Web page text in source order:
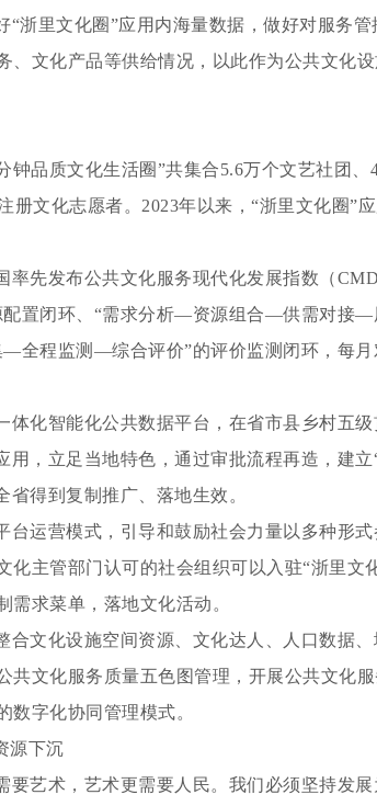
“浙里文化圈”应用内海量数据，做好对服务
、文化产品等供给情况，以此作为公共文化
品质文化生活圈”共集合5.6万个文艺社团、
册文化志愿者。2023年以来，“浙里文化圈
率先发布公共文化服务现代化发展指数（
置闭环、“需求分析—资源组合—供需对接
全程监测—综合评价”的评价监测闭环，每
体化智能化公共数据平台，在省市县乡村五
用，立足当地特色，通过审批流程再造，建
省得到复制推广、落地生效。
台运营模式，引导和鼓励社会力量以多种形
化主管部门认可的社会组织可以入驻“浙里
需求菜单，落地文化活动。
合文化设施空间资源、文化达人、人口数据
共文化服务质量五色图管理，开展公共文化
数字化协同管理模式。
源下沉
艺术，艺术更需要人民。我们必须坚持发展